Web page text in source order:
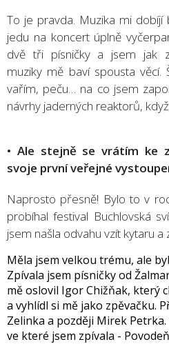
To je pravda. Muzika mi dobíjí
jedu na koncert úplně
dvě tři písničky a jsem jak
muziky mě baví spousta věcí.
vařím, peču… na co jsem
návrhy jaderných reaktorů,
• Ale stejně se vrátím ke
svoje první veřejné
Naprosto přesně! Bylo to v
probíhal festival Buchlovská
jsem našla odvahu vzít kytaru a
Měla jsem velkou trému, ale
Zpívala jsem písničky od
mě oslovil Igor Chižňak, který
a vyhlídl si mě jako zpěvačku.
Zelinka a později Mirek
ve které jsem zpívala -